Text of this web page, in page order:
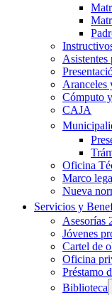
Asistentes
Aranceles
Cómputo
CAJA
Oficina
Marco
Nueva
Servicios y
Asesorías
Jóvenes
Cartel de
Oficina
Préstamo
Biblioteca